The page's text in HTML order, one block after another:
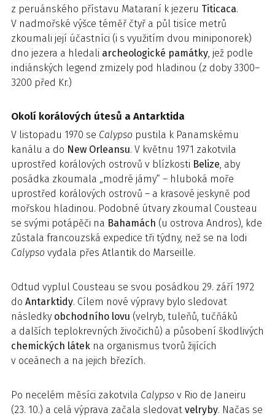
z peruánského přístavu Mataraní k jezeru Titicaca.
V nadmořské výšce téměř čtyř a půl tisíce metrů
zkoumali její účastníci (i s využitím dvou miniponorek)
dno jezera a hledali archeologické památky, jež podle
indiánských legend zmizely pod hladinou (z doby 3300–
3200 před Kr.)
Okolí korálových útesů a Antarktida
V listopadu 1970 se Calypso pustila k Panamskému
kanálu a do New Or­leansu. V květnu 1971 zakotvila
uprostřed korálových ostrovů v blízkosti Belize, aby
posádka zkoumala „modré jámy“ – hluboká moře
uprostřed korálových ostrovů – a krasové jeskyně pod
mořskou hladinou. Podobné útvary zkoumal Cousteau
se svými potápěči na Bahamách (u ostrova Andros), kde
zůstala francouzská expedice tři týdny, než se na lodi
Calypso vydala přes Atlantik do Marseille.
Odtud vyplul Cousteau se svou posádkou 29. září 1972
do Antarktidy. Cílem nové výpravy bylo sledovat
následky obchodního lovu (velryb, tuleňů, tučňáků
a dalších teplokrevných živočichů) a působení škodlivých
chemických látek na organismus tvorů žijících
v oceánech a na jejich březích.
Po necelém měsíci zakotvila Calypso v Rio de Janeiru
(23. 10.) a celá výprava začala sledovat velryby. Načas se